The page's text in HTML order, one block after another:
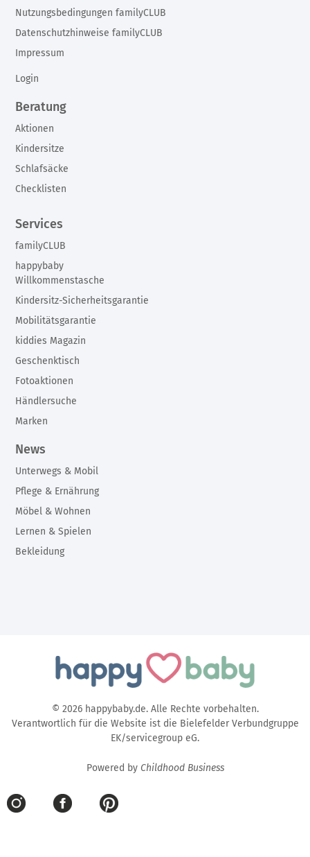
Beratung
Aktionen
Kindersitze
Schlafsäcke
Checklisten
Services
familyCLUB
happybaby
Willkommenstasche
Kindersitz-Sicherheitsgarantie
Mobilitätsgarantie
kiddies Magazin
Geschenktisch
Fotoaktionen
Händlersuche
Marken
News
Unterwegs & Mobil
Pflege & Ernährung
Möbel & Wohnen
Lernen & Spielen
Bekleidung
Nutzungsbedingungen familyCLUB
Datenschutzhinweise familyCLUB
Impressum
Login
© 2026 happybaby.de. Alle Rechte vorbehalten.
Verantwortlich für die Website ist die Bielefelder Verbundgruppe
EK/servicegroup eG.
Powered by Childhood Business